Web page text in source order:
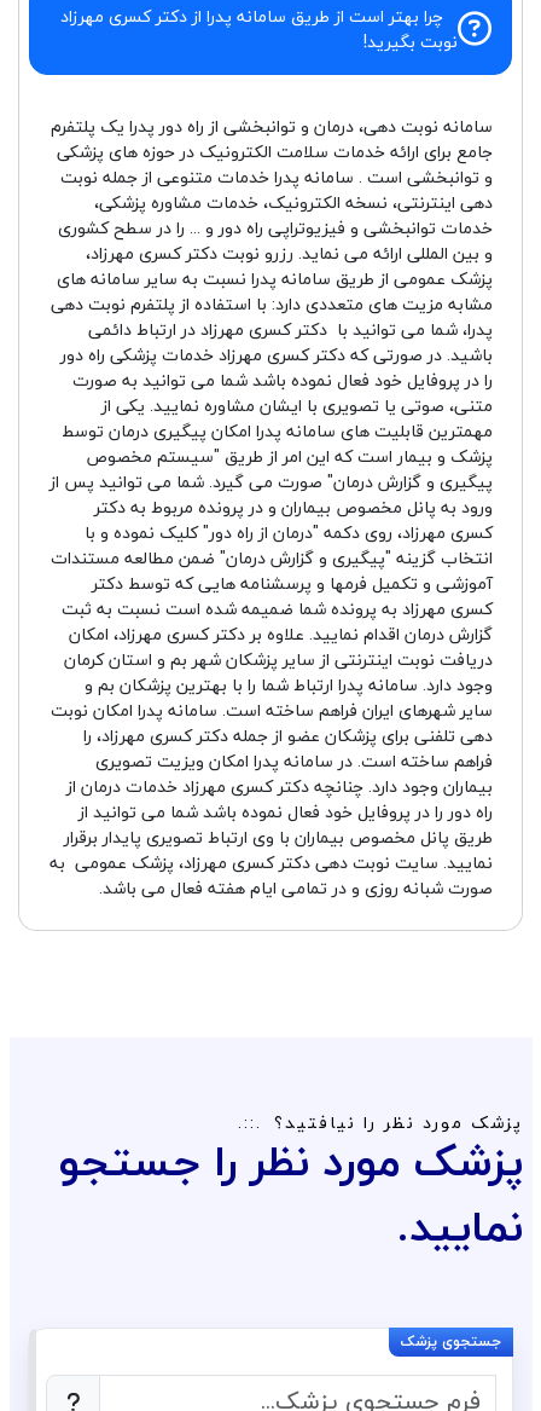
چرا بهتر است از طریق سامانه پدرا از دکتر کسری مهرزاد
نوبت بگیرید!
سامانه نوبت دهی، درمان و توانبخشی از راه دور پدرا یک پلتفرم
جامع برای ارائه خدمات سلامت الکترونیک در حوزه های پزشکی
و توانبخشی است . سامانه پدرا خدمات متنوعی از جمله نوبت
دهی اینترنتی، نسخه الکترونیک، خدمات مشاوره پزشکی،
خدمات توانبخشی و فیزیوتراپی راه دور و ... را در سطح کشوری
و بین المللی ارائه می نماید. رزرو نوبت دکتر کسری مهرزاد،
پزشک عمومی از طریق سامانه پدرا نسبت به سایر سامانه های
مشابه مزیت های متعددی دارد: با استفاده از پلتفرم نوبت دهی
پدرا، شما می توانید با دکتر کسری مهرزاد در ارتباط دائمی
باشید. در صورتی که دکتر کسری مهرزاد خدمات پزشکی راه دور
را در پروفایل خود فعال نموده باشد شما می توانید به صورت
متنی، صوتی یا تصویری با ایشان مشاوره نمایید. یکی از
مهمترین قابلیت های سامانه پدرا امکان پیگیری درمان توسط
پزشک و بیمار است که این امر از طریق "سیستم مخصوص
پیگیری و گزارش درمان" صورت می گیرد. شما می توانید پس از
ورود به پانل مخصوص بیماران و در پرونده مربوط به دکتر
کسری مهرزاد، روی دکمه "درمان از راه دور" کلیک نموده و با
انتخاب گزینه "پیگیری و گزارش درمان" ضمن مطالعه مستندات
آموزشی و تکمیل فرمها و پرسشنامه هایی که توسط دکتر
کسری مهرزاد به پرونده شما ضمیمه شده است نسبت به ثبت
گزارش درمان اقدام نمایید. علاوه بر دکتر کسری مهرزاد، امکان
دریافت نوبت اینترنتی از سایر پزشکان شهر بم و استان کرمان
وجود دارد. سامانه پدرا ارتباط شما را با بهترین پزشکان بم و
سایر شهرهای ایران فراهم ساخته است. سامانه پدرا امکان نوبت
دهی تلفنی برای پزشکان عضو از جمله دکتر کسری مهرزاد، را
فراهم ساخته است. در سامانه پدرا امکان ویزیت تصویری
بیماران وجود دارد. چنانچه دکتر کسری مهرزاد خدمات درمان از
راه دور را در پروفایل خود فعال نموده باشد شما می توانید از
طریق پانل مخصوص بیماران با وی ارتباط تصویری پایدار برقرار
نمایید. سایت نوبت دهی دکتر کسری مهرزاد، پزشک عمومی به
صورت شبانه روزی و در تمامی ایام هفته فعال می باشد.
پزشک مورد نظر را نیافتید؟
پزشک مورد نظر را جستجو
نمایید.